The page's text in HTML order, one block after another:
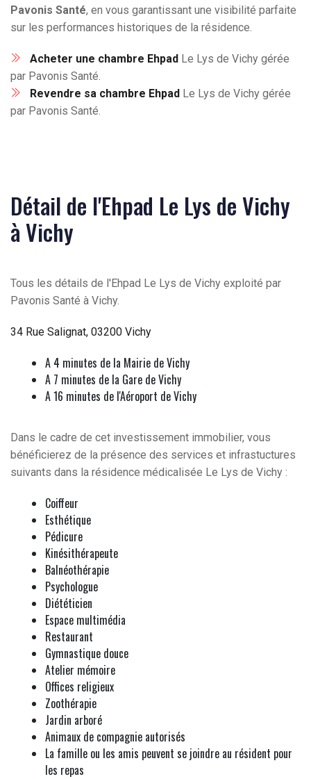
Pavonis Santé, en vous garantissant une visibilité parfaite
sur les performances historiques de la résidence.
Acheter une chambre Ehpad Le Lys de Vichy gérée
par Pavonis Santé.
Revendre sa chambre Ehpad Le Lys de Vichy gérée
par Pavonis Santé.
Détail de l'Ehpad Le Lys de Vichy
à Vichy
Tous les détails de l'Ehpad Le Lys de Vichy exploité par
Pavonis Santé à Vichy.
34 Rue Salignat, 03200 Vichy
A 4 minutes de la Mairie de Vichy
A 7 minutes de la Gare de Vichy
A 16 minutes de l'Aéroport de Vichy
Dans le cadre de cet investissement immobilier, vous
bénéficierez de la présence des services et infrastuctures
suivants dans la résidence médicalisée Le Lys de Vichy :
Coiffeur
Esthétique
Pédicure
Kinésithérapeute
Balnéothérapie
Psychologue
Diététicien
Espace multimédia
Restaurant
Gymnastique douce
Atelier mémoire
Offices religieux
Zoothérapie
Jardin arboré
Animaux de compagnie autorisés
La famille ou les amis peuvent se joindre au résident pour
les repas